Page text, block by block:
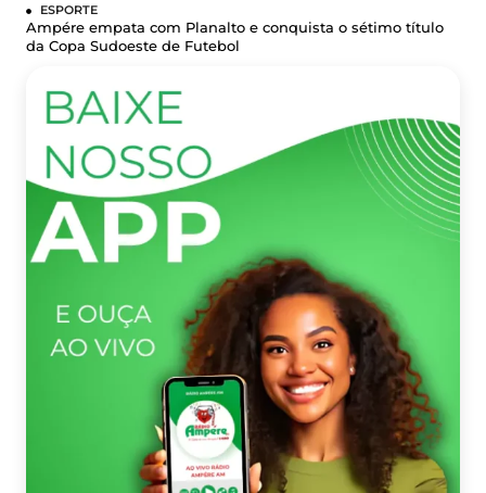
ESPORTE
Ampére empata com Planalto e conquista o sétimo título
da Copa Sudoeste de Futebol